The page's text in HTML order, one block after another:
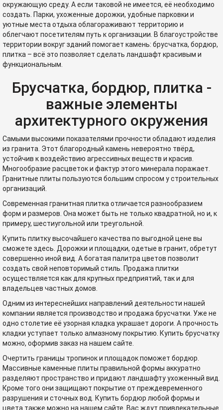
окружающую среду. А если таковой не имеется, её необходимо
создать. Парки, ухоженные дорожки, удобные парковки и
уютные места отдыха облагораживают территорию и
облегчают посетителям путь к организации. В благоустройстве
территории вокруг зданий помогает камень: брусчатка, бордюр,
плитка – всё это позволяет сделать ландшафт красивым и
функциональным.
Брусчатка, бордюр, плитка -
важные элементы
архитектурного окружения
Самыми высокими показателями прочности обладают изделия
из гранита. Этот благородный камень невероятно твёрд,
устойчив к воздействию агрессивных веществ и красив.
Многообразие расцветок и фактур этого минерала поражает.
Гранитные плиты пользуются большим спросом у строительных
организаций.
Современная гранитная плитка отличается разнообразием
форм и размеров. Она может быть не только квадратной, но и, к
примеру, шестиугольной или треугольной.
Купить плитку высочайшего качества по выгодной цене вы
сможете здесь. Дорожки и площадки, одетые в гранит, обретут
совершенно иной вид. А богатая палитра цветов позволит
создать свой неповторимый стиль. Продажа плитки
осуществляется как для крупных предприятий, так и для
владельцев частных домов.
Одним из интереснейших направлений деятельности нашей
компании является производство и продажа брусчатки. Уже не
одно столетие её узорная кладка украшает дороги. А прочность
кладки уступает только алмазному покрытию. Купить брусчатку
можно, оформив заказ на нашем сайте.
Очертить границы тропинок и площадок поможет бордюр.
Массивные каменные плиты правильной формы аккуратно
разделяют пространство и придают ландшафту ухоженный вид.
Кроме того они защищают покрытие от преждевременного
разрушения и сточных вод. Купить бордюр любой формы и
цвета также можно на нашем сайте. Вас ждут привлекательные